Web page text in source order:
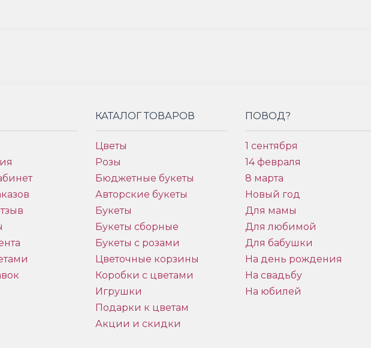
КАТАЛОГ ТОВАРОВ
Цветы
Розы
Бюджетные букеты
Авторские букеты
Букеты
Букеты сборные
Букеты с розами
Цветочные корзины
Коробки с цветами
Игрушки
Подарки к цветам
Акции и скидки
ПОВОД?
1 сентября
14 февраля
8 марта
Новый год
Для мамы
Для любимой
Для бабушки
На день рождения
На свадьбу
На юбилей